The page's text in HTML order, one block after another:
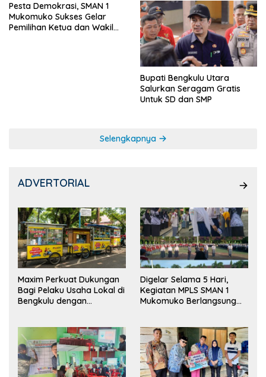
Pesta Demokrasi, SMAN 1
Mukomuko Sukses Gelar
Pemilihan Ketua dan Wakil
Bupati Bengkulu Utara
Salurkan Seragam Gratis
Untuk SD dan SMP
Selengkapnya
ADVERTORIAL
Maxim Perkuat Dukungan
Bagi Pelaku Usaha Lokal di
Bengkulu dengan
Pasar
Digelar Selama 5 Hari,
Kegiatan MPLS SMAN 1
Mukomuko Berlangsung